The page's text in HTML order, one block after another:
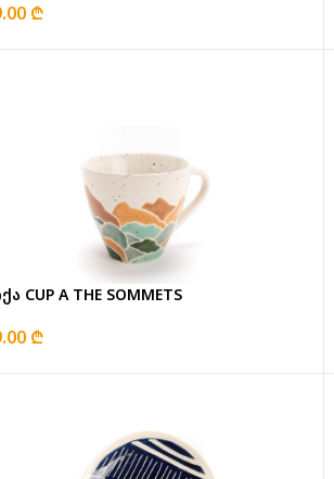
₾
CUP A THE SOMMETS
₾